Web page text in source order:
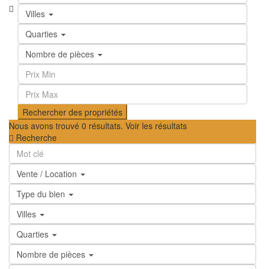
Villes
Quarties
Nombre de pièces
Nous avons trouvé 0 résultats. Voir les résultats
Recherche
Vente / Location
Type du bien
Villes
Quarties
Nombre de pièces